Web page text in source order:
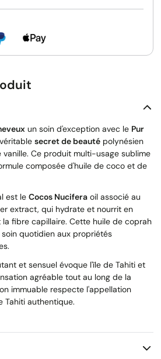
un soin d'exception avec le Pur
secret de beauté polynésien
vanille. Ce produit multi-usage sublime
composée d'huile de coco et de
est le Cocos Nucifera oil associé au
extract, qui hydrate et nourrit en
fibre capillaire. Cette huile de coprah
quotidien aux propriétés
et sensuel évoque l'île de Tahiti et
agréable tout au long de la
immuable respecte l'appellation
Tahiti authentique.